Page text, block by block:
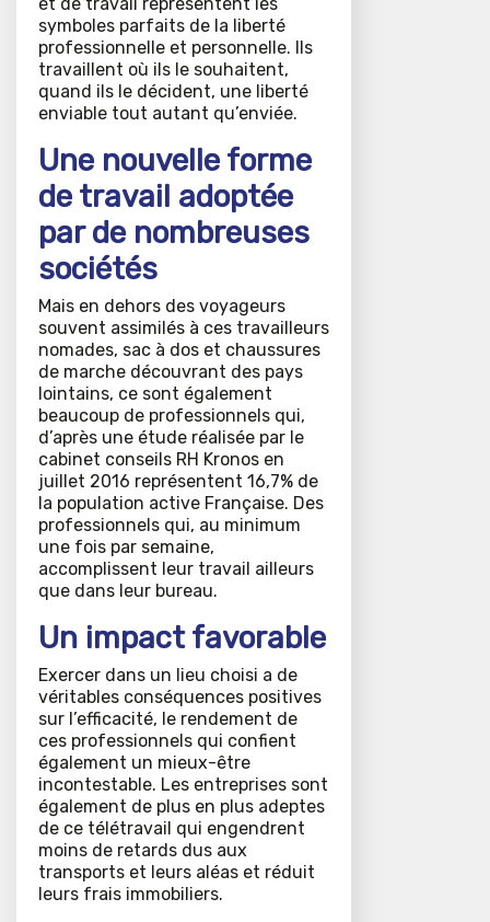
symboles parfaits de la liberté
professionnelle et personnelle. Ils
travaillent où ils le souhaitent,
quand ils le décident, une liberté
enviable tout autant qu’enviée.
Une nouvelle forme
de travail adoptée
par de nombreuses
sociétés
Mais en dehors des voyageurs
souvent assimilés à ces travailleurs
nomades, sac à dos et chaussures
de marche découvrant des pays
lointains, ce sont également
beaucoup de professionnels qui,
d’après une étude réalisée par le
cabinet conseils RH Kronos en
juillet 2016 représentent 16,7% de
la population active Française. Des
professionnels qui, au minimum
une fois par semaine,
accomplissent leur travail ailleurs
que dans leur bureau.
Un impact favorable
Exercer dans un lieu choisi a de
véritables conséquences positives
sur l’efficacité, le rendement de
ces professionnels qui confient
également un mieux-être
incontestable. Les entreprises sont
également de plus en plus adeptes
de ce télétravail qui engendrent
moins de retards dus aux
transports et leurs aléas et réduit
leurs frais immobiliers.